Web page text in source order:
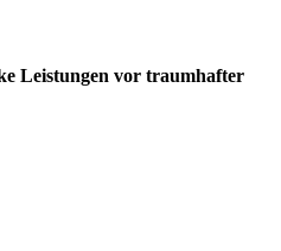
Leistungen vor traumhafter